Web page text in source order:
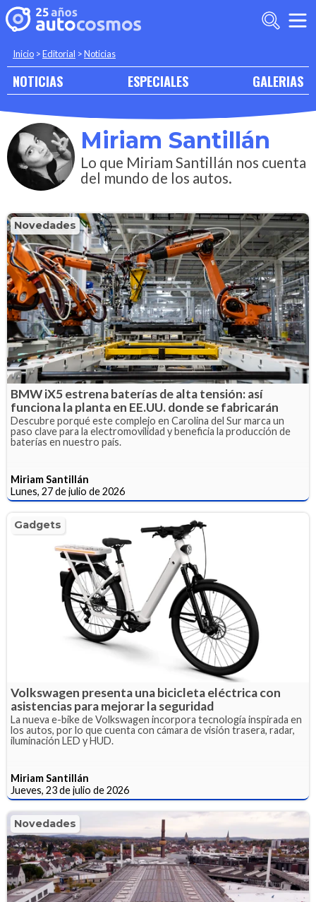
Inicio >Editorial >Noticias
NOTICIAS ESPECIALES GALERIAS
Miriam Santillán
Lo que Miriam Santillán nos cuenta
del mundo de los autos.
Novedades
BMW iX5 estrena baterías de alta tensión: así
funciona la planta en EE.UU. donde se fabricarán
Descubre porqué este complejo en Carolina del Sur marca un
paso clave para la electromovilidad y beneficia la producción de
baterías en nuestro país.
Miriam Santillán
Lunes, 27 de julio de 2026
Gadgets
Volkswagen presenta una bicicleta eléctrica con
asistencias para mejorar la seguridad
La nueva e-bike de Volkswagen incorpora tecnología inspirada en
los autos, por lo que cuenta con cámara de visión trasera, radar,
iluminación LED y HUD.
Miriam Santillán
Jueves, 23 de julio de 2026
Novedades